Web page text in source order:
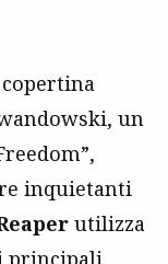
un
inquietanti
utilizza
principali